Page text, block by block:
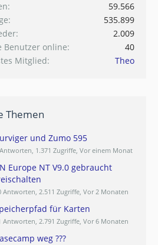
59.566
535.899
2.009
Benutzer online
40
Mitglied
Theo
Themen
und Zumo 595
1.371 Zugriffe, Vor einem Monat
Europe NT V9.0 gebraucht
Antworten, 2.511 Zugriffe, Vor 2 Monaten
für Karten
Antworten, 2.791 Zugriffe, Vor 6 Monaten
weg ???